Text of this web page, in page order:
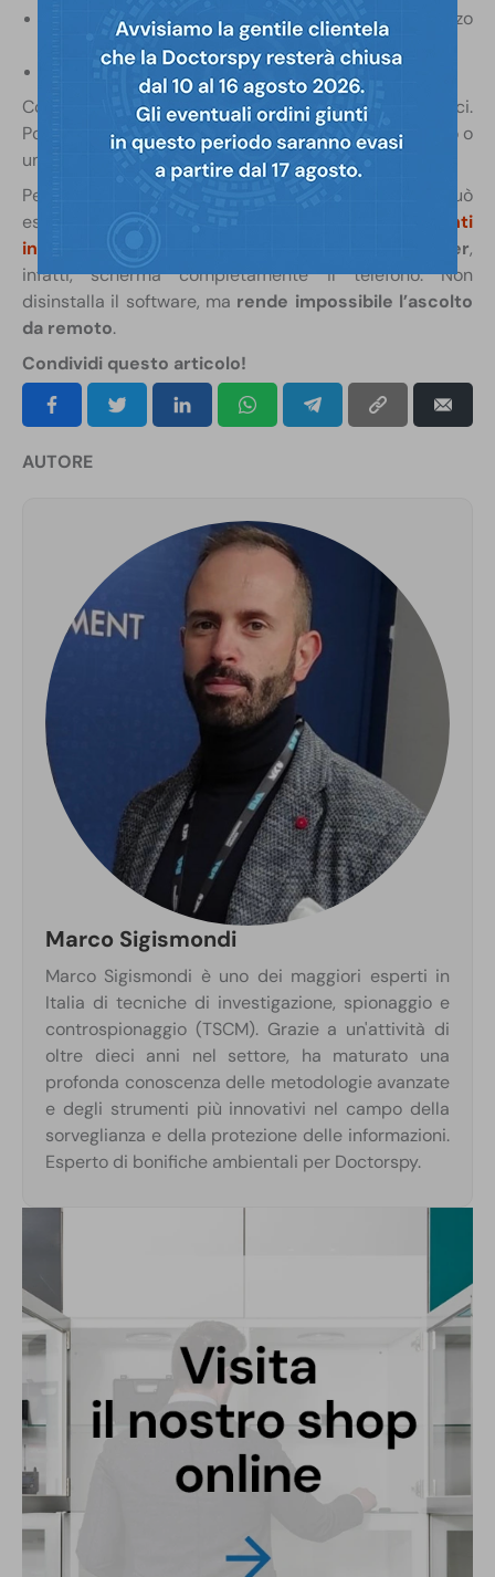
consumo di traffico abnorme rispetto all’utilizzo
batteriache si scaricatroppo rapidamente
Come si vede, però, si tratta di segnali generici.
Potrebbero indicare anche un cattivo uso del telefono o
un suo naturale deterioramento.
Per proteggersi dagli effetti di un software spia può
essere utile dotarsi di una
custodia anti
intercettazione per cellulare
custodia jammer,
infatti, scherma completamente il telefono. Non
disinstalla il software, ma rende impossibile l’ascolto
da remoto.
Condividi questo articolo!
AUTORE
Marco Sigismondi
Marco Sigismondi è uno dei maggiori esperti in
Italia di tecniche di investigazione, spionaggio e
controspionaggio (TSCM). Grazie a un'attività di
oltre dieci anni nel settore, ha maturato una
profonda conoscenza delle metodologie avanzate
e degli strumenti più innovativi nel campo della
sorveglianza e della protezione delle informazioni.
Esperto di bonifiche ambientali per Doctorspy.